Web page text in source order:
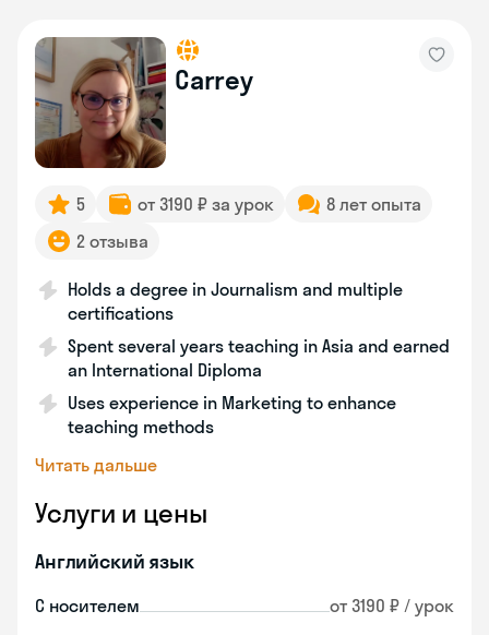
Carrey
5 от 3190 ₽ за урок
8 лет опыта
2 отзыва
Holds a degree in Journalism and multiple
certifications
Spent several years teaching in Asia and earned
an International Diploma
Uses experience in Marketing to enhance
teaching methods
Читать дальше
Услуги и цены
Английский язык
С носителем от 3190 ₽ / урок